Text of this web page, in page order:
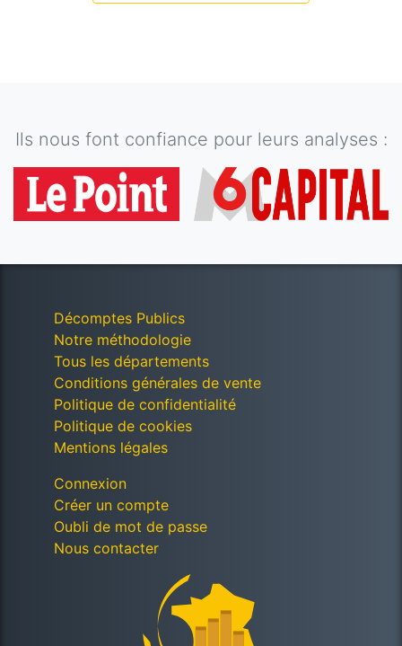
Ils nous font confiance pour leurs analyses :
Décomptes Publics
Notre méthodologie
Tous les départements
Conditions générales de vente
Politique de confidentialité
Politique de cookies
Mentions légales
Connexion
Créer un compte
Oubli de mot de passe
Nous contacter